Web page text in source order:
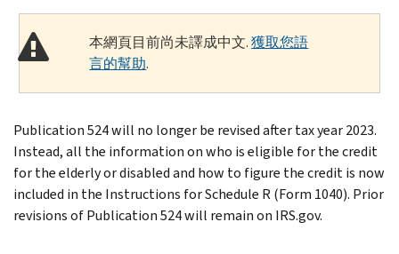
本網頁目前尚未譯成中文.獲取您語
言的幫助.
Publication 524 will no longer be revised after tax year 2023.
Instead, all the information on who is eligible for the credit
for the elderly or disabled and how to figure the credit is now
included in the Instructions for Schedule R (Form 1040). Prior
revisions of Publication 524 will remain on IRS.gov.